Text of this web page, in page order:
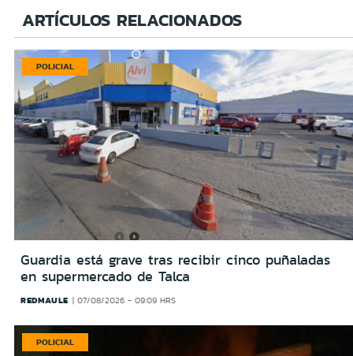
ARTÍCULOS RELACIONADOS
POLICIAL
Guardia está grave tras recibir cinco puñaladas
en supermercado de Talca
REDMAULE 07/08/2026 - 09:09 HRS
POLICIAL